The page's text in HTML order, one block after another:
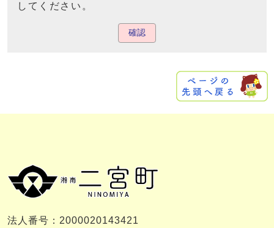
してください。
確認
法人番号：2000020143421